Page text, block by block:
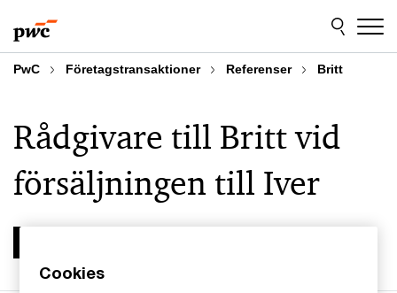
to
content
to
footer
PwC Företagstransaktioner Referenser Britt
Rådgivare till Britt vid
försäljningen till Iver
Cookies